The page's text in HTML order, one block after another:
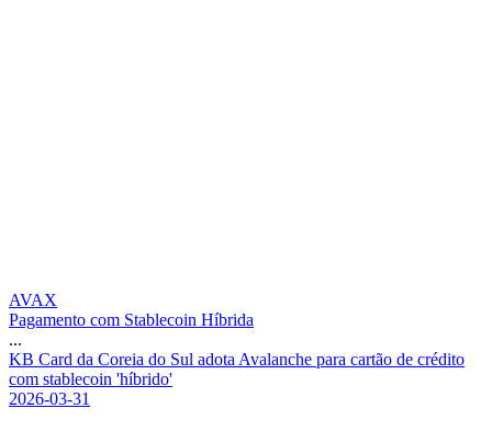
AVAX
Pagamento com Stablecoin Híbrida
...
KB Card da Coreia do Sul adota Avalanche para cartão de crédito
com stablecoin 'híbrido'
2026-03-31